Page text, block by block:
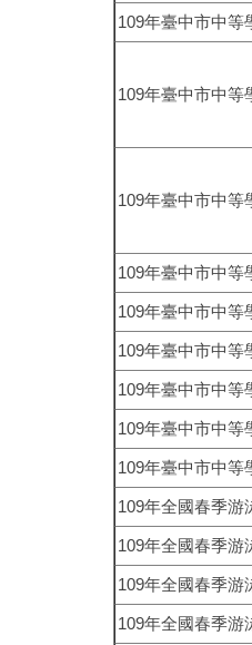
109年臺中市中等
109年臺中市中等
109年臺中市中等
109年臺中市中等
109年臺中市中等
109年臺中市中等
109年臺中市中等
109年臺中市中等
109年臺中市中等
109年全國春季游
109年全國春季游
109年全國春季游
109年全國春季游